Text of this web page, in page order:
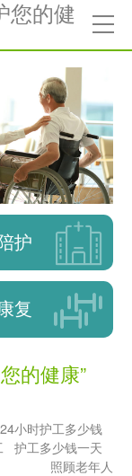
您的健
护
复
的健康”
24小时护工多少钱
护工多少钱一天
照顾老年人